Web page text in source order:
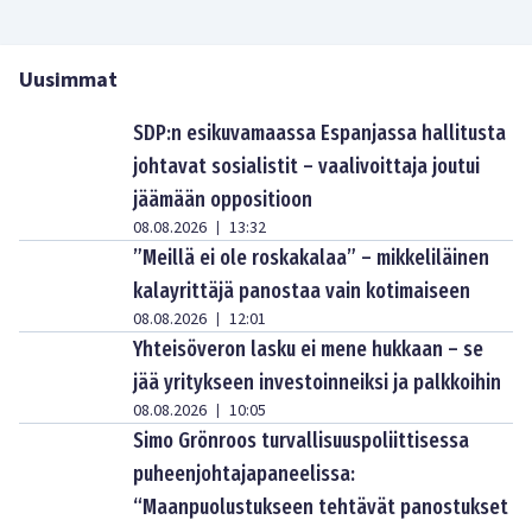
Uusimmat
SDP:n esikuvamaassa Espanjassa hallitusta
johtavat sosialistit – vaalivoittaja joutui
jäämään oppositioon
08.08.2026 | 13:32
”Meillä ei ole roskakalaa” – mikkeliläinen
kalayrittäjä panostaa vain kotimaiseen
08.08.2026 | 12:01
Yhteisöveron lasku ei mene hukkaan – se
jää yritykseen investoinneiksi ja palkkoihin
08.08.2026 | 10:05
Simo Grönroos turvallisuuspoliittisessa
puheenjohtajapaneelissa:
“Maanpuolustukseen tehtävät panostukset